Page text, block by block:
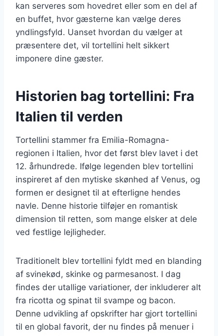
kan serveres som hovedret eller som en del af
en buffet, hvor gæsterne kan vælge deres
yndlingsfyld. Uanset hvordan du vælger at
præsentere det, vil tortellini helt sikkert
imponere dine gæster.
Historien bag tortellini: Fra
Italien til verden
Tortellini stammer fra Emilia-Romagna-
regionen i Italien, hvor det først blev lavet i det
12. århundrede. Ifølge legenden blev tortellini
inspireret af den mytiske skønhed af Venus, og
formen er designet til at efterligne hendes
navle. Denne historie tilføjer en romantisk
dimension til retten, som mange elsker at dele
ved festlige lejligheder.
Traditionelt blev tortellini fyldt med en blanding
af svinekød, skinke og parmesanost. I dag
findes der utallige variationer, der inkluderer alt
fra ricotta og spinat til svampe og bacon.
Denne udvikling af opskrifter har gjort tortellini
til en global favorit, der nu findes på menuer i